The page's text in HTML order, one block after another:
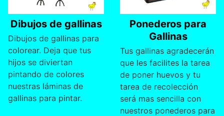
Dibujos de gallinas
Dibujos de gallinas para
colorear. Deja que tus
hijos se diviertan
pintando de colores
nuestras láminas de
gallinas para pintar.
Ponederos para
Gallinas
Tus gallinas agradecerán
que les facilites la tarea
de poner huevos y tu
tarea de recolección
será mas sencilla con
nuestros ponederos para